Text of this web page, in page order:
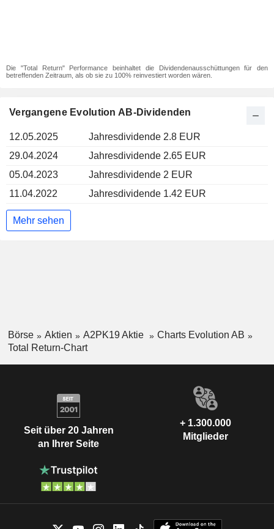
Die "Total Return" Performance beinhaltet die Dividendenausschüttungen für den
betreffenden Zeitraum, als ob sie zu 100% reinvestiert worden wären.
Vergangene Evolution AB-Dividenden
12.05.2025
Jahresdividende 2.8 EUR
29.04.2024
Jahresdividende 2.65 EUR
05.04.2023
Jahresdividende 2 EUR
11.04.2022
Jahresdividende 1.42 EUR
Mehr sehen
Börse Aktien A2PK19 Aktie
Charts Evolution AB
Total Return-Chart
Seit über 20 Jahren
an Ihrer Seite
+ 1.300.000
Mitglieder